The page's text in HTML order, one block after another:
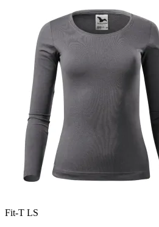
Fit-T LS